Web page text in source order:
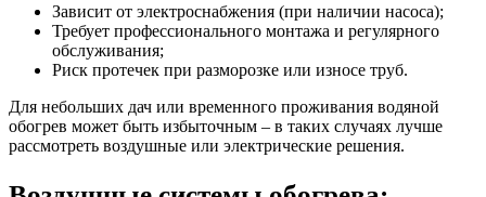
Зависит от электроснабжения (при наличии насоса);
Требует профессионального монтажа и регулярного
обслуживания;
Риск протечек при разморозке или износе труб.
Для небольших дач или временного проживания водяной
обогрев может быть избыточным – в таких случаях лучше
рассмотреть воздушные или электрические решения.